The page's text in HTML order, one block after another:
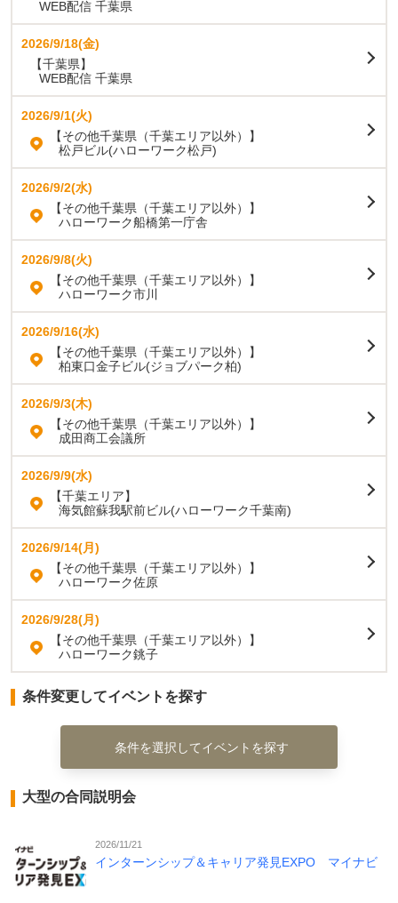
WEB配信 千葉県
2026/9/18(金)
【千葉県】
WEB配信 千葉県
2026/9/1(火)
【その他千葉県（千葉エリア以外）】
松戸ビル(ハローワーク松戸)
2026/9/2(水)
【その他千葉県（千葉エリア以外）】
ハローワーク船橋第一庁舎
2026/9/8(火)
【その他千葉県（千葉エリア以外）】
ハローワーク市川
2026/9/16(水)
【その他千葉県（千葉エリア以外）】
柏東口金子ビル(ジョブパーク柏)
2026/9/3(木)
【その他千葉県（千葉エリア以外）】
成田商工会議所
2026/9/9(水)
【千葉エリア】
海気館蘇我駅前ビル(ハローワーク千葉南)
2026/9/14(月)
【その他千葉県（千葉エリア以外）】
ハローワーク佐原
2026/9/28(月)
【その他千葉県（千葉エリア以外）】
ハローワーク銚子
条件変更してイベントを探す
条件を選択してイベントを探す
大型の合同説明会
2026/11/21
インターンシップ＆キャリア発見EXPO マイナビ